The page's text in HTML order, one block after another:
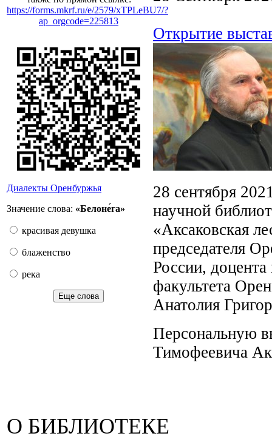
https://forms.mkrf.ru/e/2579/xTPLeBU7/?
ap_orgcode=225813
Диалекты Оренбуржья
Значение слова: «Белоне́га»
красивая девушка
блаженство
река
Еще слова
Открытие
28 сентября
научной
«Аксаковская
председателя
России,
факультета
Анатолия
Персональную
Тимофеевича
О БИБЛИОТЕКЕ